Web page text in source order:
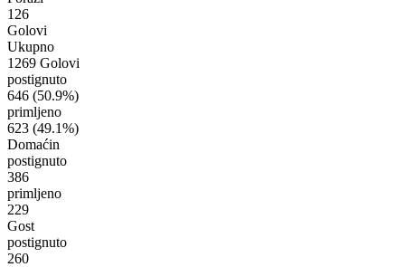
126
Golovi
Ukupno
1269 Golovi
postignuto
646 (50.9%)
primljeno
623 (49.1%)
Domaćin
postignuto
386
primljeno
229
Gost
postignuto
260